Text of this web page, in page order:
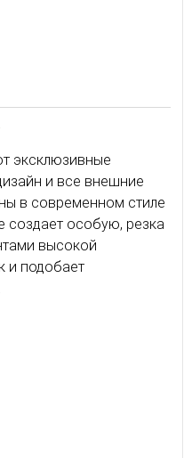
эксклюзивные
и все внешние
в современном стиле
создает особую, резка
высокой
и подобает